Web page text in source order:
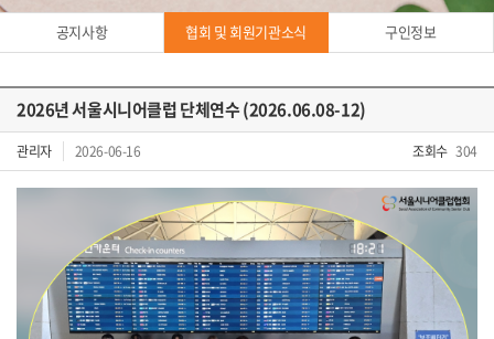
공지사항 협회 및 회원기관소식 구인정보
협회 및
회원기관소식
2026년 서울시니어클럽 단체연수 (2026.06.08-12)
관리자 2026-06-16 조회수 304